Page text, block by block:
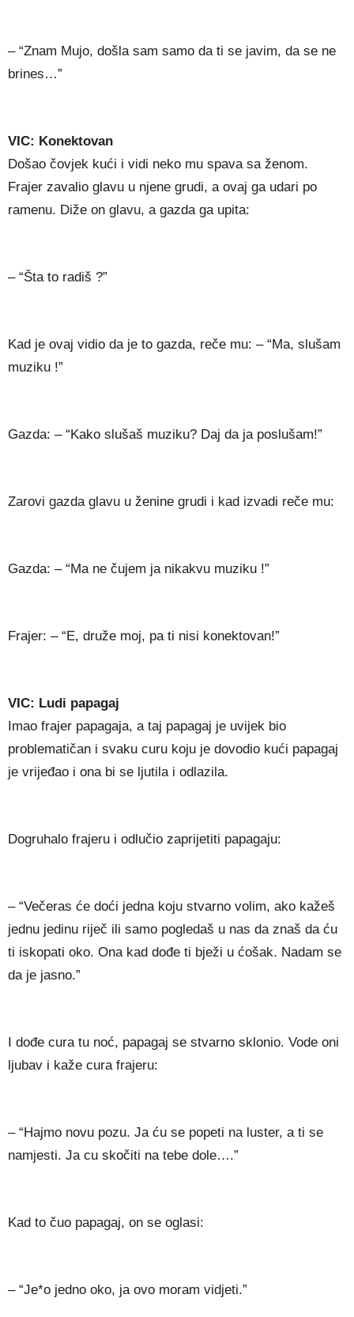
– “Znam Mujo, došla sam samo da ti se javim, da se ne
brines…”
VIC: Konektovan
Došao čovjek kući i vidi neko mu spava sa ženom.
Frajer zavalio glavu u njene grudi, a ovaj ga udari po
ramenu. Diže on glavu, a gazda ga upita:
– “Šta to radiš ?”
Kad je ovaj vidio da je to gazda, reče mu: – “Ma, slušam
muziku !”
Gazda: – “Kako slušaš muziku? Daj da ja poslušam!”
Zarovi gazda glavu u ženine grudi i kad izvadi reče mu:
Gazda: – “Ma ne čujem ja nikakvu muziku !”
Frajer: – “E, druže moj, pa ti nisi konektovan!”
VIC: Ludi papagaj
Imao frajer papagaja, a taj papagaj je uvijek bio
problematičan i svaku curu koju je dovodio kući papagaj
je vrijeđao i ona bi se ljutila i odlazila.
Dogruhalo frajeru i odlučio zaprijetiti papagaju:
– “Večeras će doći jedna koju stvarno volim, ako kažeš
jednu jedinu riječ ili samo pogledaš u nas da znaš da ću
ti iskopati oko. Ona kad dođe ti bježi u ćošak. Nadam se
da je jasno.”
I dođe cura tu noć, papagaj se stvarno sklonio. Vode oni
ljubav i kaže cura frajeru:
– “Hajmo novu pozu. Ja ću se popeti na luster, a ti se
namjesti. Ja cu skočiti na tebe dole….”
Kad to čuo papagaj, on se oglasi:
– “Je*o jedno oko, ja ovo moram vidjeti.”